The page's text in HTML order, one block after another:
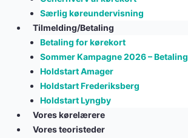
Særlig køreundervisning
Tilmelding/Betaling
Betaling for kørekort
Sommer Kampagne 2026 – Betaling
Holdstart Amager
Holdstart Frederiksberg
Holdstart Lyngby
Vores kørelærere
Vores teoristeder